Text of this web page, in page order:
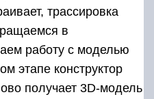
трассировка
в
работу с моделью
этапе конструктор
получает 3D-модель